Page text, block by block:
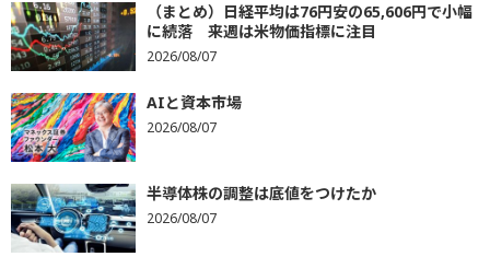
（まとめ）日経平均は76円安の65,606円で小幅
に続落 来週は米物価指標に注目
2026/08/07
AIと資本市場
2026/08/07
半導体株の調整は底値をつけたか
2026/08/07